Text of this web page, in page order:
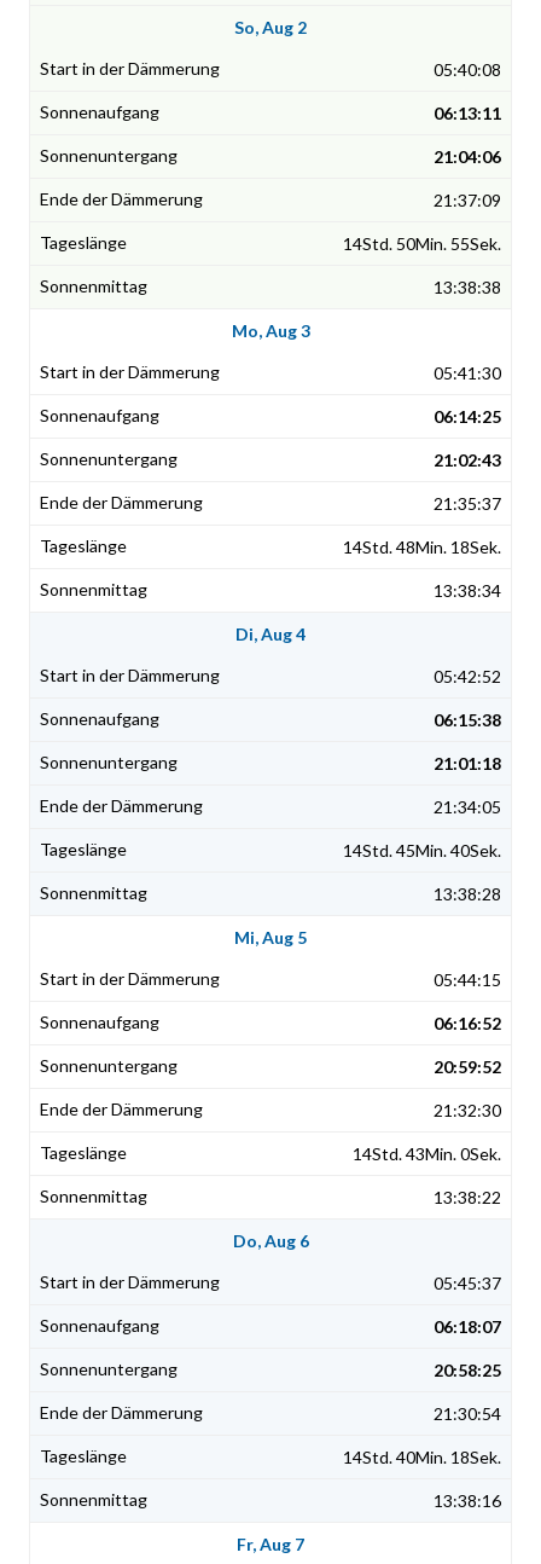
So, Aug 2
05:40:08
06:13:11
21:04:06
21:37:09
14Std. 50Min. 55Sek.
13:38:38
Mo, Aug 3
05:41:30
06:14:25
21:02:43
21:35:37
14Std. 48Min. 18Sek.
13:38:34
Di, Aug 4
05:42:52
06:15:38
21:01:18
21:34:05
14Std. 45Min. 40Sek.
13:38:28
Mi, Aug 5
05:44:15
06:16:52
20:59:52
21:32:30
14Std. 43Min. 0Sek.
13:38:22
Do, Aug 6
05:45:37
06:18:07
20:58:25
21:30:54
14Std. 40Min. 18Sek.
13:38:16
Fr, Aug 7